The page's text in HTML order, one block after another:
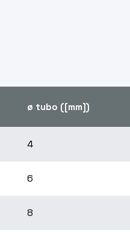
ø tubo ([mm])
4
6
8